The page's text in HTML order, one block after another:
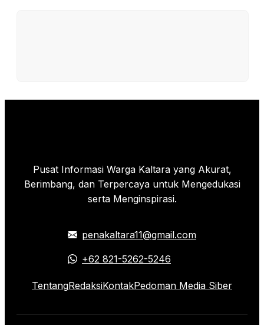
Pusat Informasi Warga Kaltara yang Akurat,
Berimbang, dan Terpercaya untuk Mengedukasi
serta Menginspirasi.
penakaltara11@gmail.com
+62 821-5262-5246
TentangRedaksiKontakPedoman Media Siber